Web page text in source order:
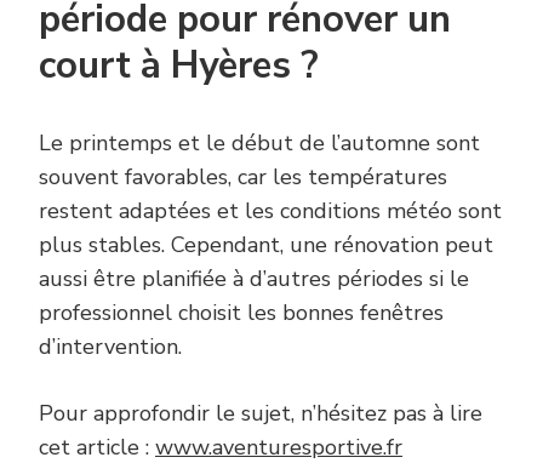
période pour rénover un
court à Hyères ?
Le printemps et le début de l’automne sont
souvent favorables, car les températures
restent adaptées et les conditions météo sont
plus stables. Cependant, une rénovation peut
aussi être planifiée à d’autres périodes si le
professionnel choisit les bonnes fenêtres
d’intervention.
Pour approfondir le sujet, n’hésitez pas à lire
cet article : www.aventuresportive.fr